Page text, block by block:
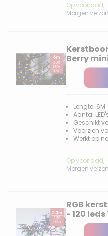
Op voorraad,
Morgen
Berry
Lengte: 6M
Aantal
Geschikt
Voorzien
Werkt op
Op voorraad,
Morgen
RGB
- 120